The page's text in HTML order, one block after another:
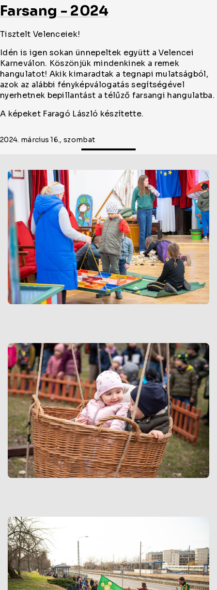
Farsang - 2024
Tisztelt Velenceiek!
Idén is igen sokan ünnepeltek együtt a Velencei
Karneválon. Köszönjük mindenkinek a remek
hangulatot! Akik kimaradtak a tegnapi mulatságból,
azok az alábbi fényképválogatás segítségével
nyerhetnek bepillantást a télűző farsangi hangulatba.
A képeket Faragó László készítette.
2024. március 16., szombat
Oldal
cikkjeinek
listája